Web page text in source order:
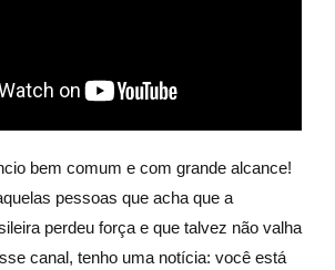
bem comum e com grande alcance!
pessoas que acha que a
perdeu força e que talvez não valha
canal, tenho uma notícia: você está